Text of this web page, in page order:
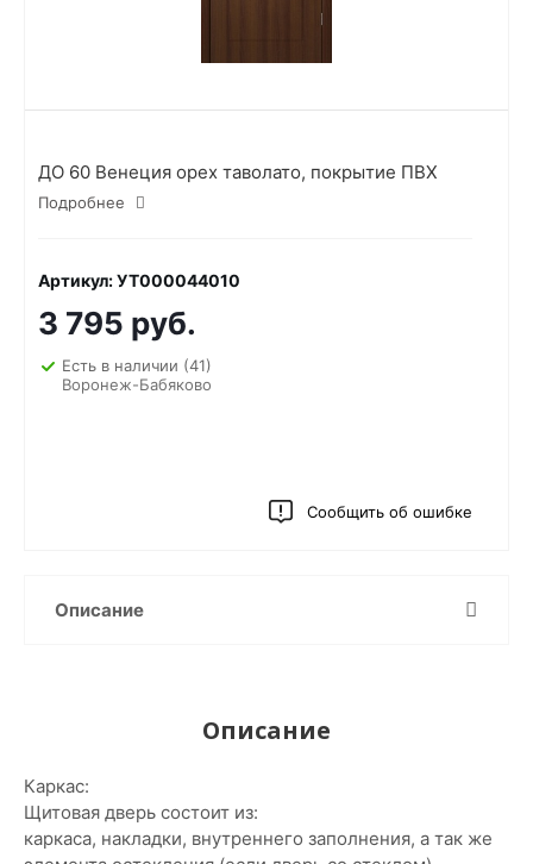
ДО 60 Венеция орех таволато, покрытие ПВХ
Подробнее
Артикул: УТ000044010
3 795 руб.
Есть в наличии (41)
Воронеж-Бабяково
Сообщить об ошибке
Описание
Описание
Каркас:
Щитовая дверь состоит из:
каркаса, накладки, внутреннего заполнения, а так же